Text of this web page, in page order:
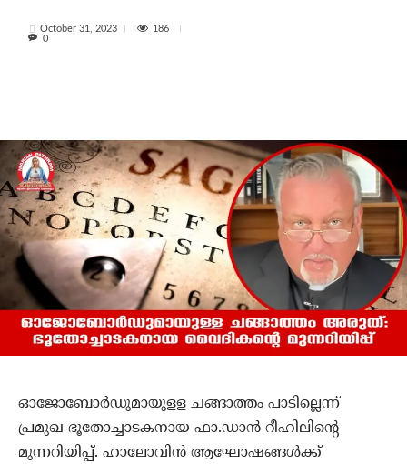
October 31, 2023
186
0
ഓജോബോര്‍ഡുമായുളള ചങ്ങാത്തം പാടില്ലെന്ന്
പ്രമുഖ ഭൂതോച്ചാടകനായ ഫാ.ഡാന്‍ റീഹിലിന്റെ
മുന്നറിയിപ്പ്. ഹാലോവിന്‍ ആഘോഷങ്ങള്‍ക്ക്